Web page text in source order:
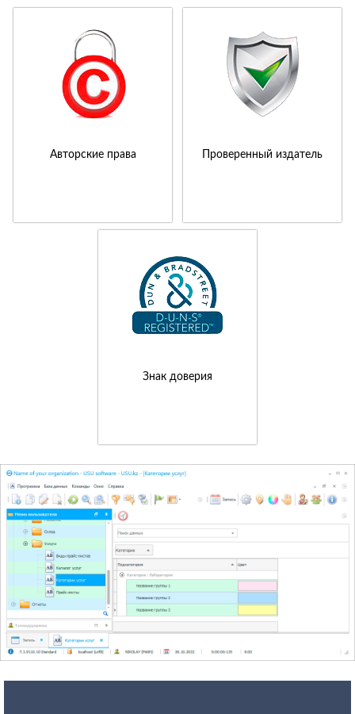
Авторские права Проверенный издатель
Знак доверия